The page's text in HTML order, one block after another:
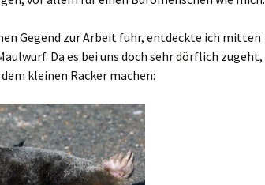
Gegend zur Arbeit fuhr, entdeckte ich mitten
Da es bei uns doch sehr dörflich zugeht,
kleinen Racker machen: